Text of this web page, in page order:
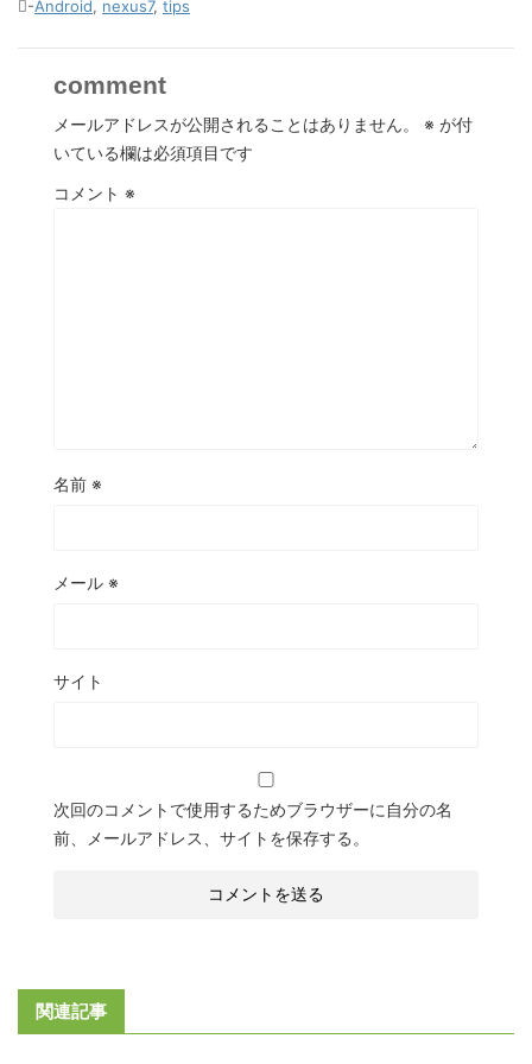
-Android, nexus7, tips
comment
メールアドレスが公開されることはありません。 ※ が付
いている欄は必須項目です
コメント ※
名前 ※
メール ※
サイト
次回のコメントで使用するためブラウザーに自分の名
前、メールアドレス、サイトを保存する。
関連記事